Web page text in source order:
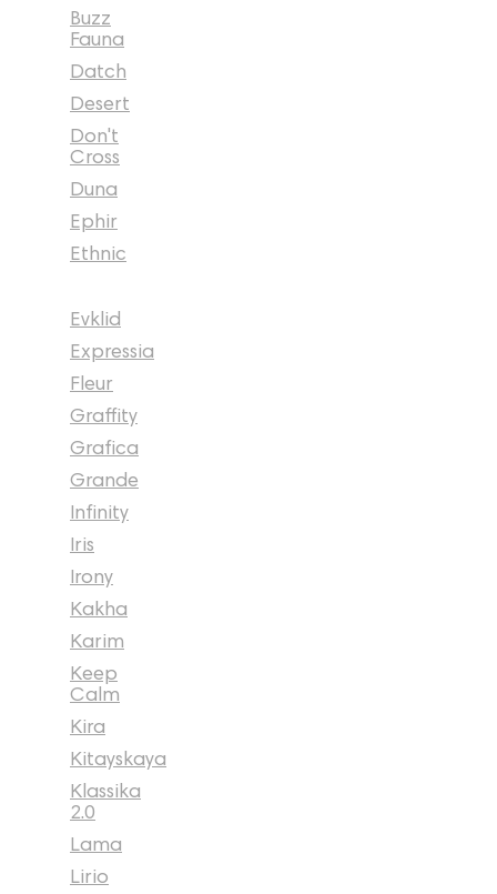
Buzz
Fauna
Datch
Desert
Don't
Cross
Duna
Ephir
Ethnic
Evklid
Expressia
Fleur
Graffity
Grafica
Grande
Infinity
Iris
Irony
Kakha
Karim
Keep
Calm
Kira
Kitayskaya
Klassika
2.0
Lama
Lirio